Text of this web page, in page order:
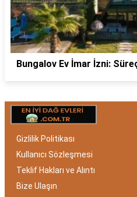
Bungalov Ev İmar İzni:
Gizlilik Politikası
Kullanıcı Sözleşmesi
Teklif Hakları ve Alıntı
Bize Ulaşın